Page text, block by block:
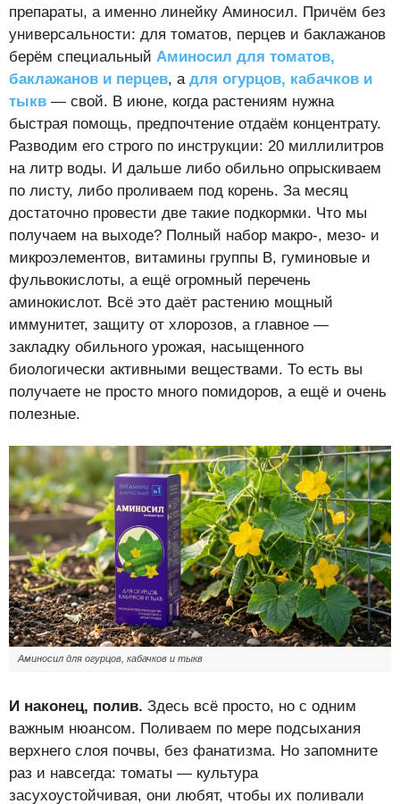
препараты, а именно линейку Аминосил. Причём без
универсальности: для томатов, перцев и баклажанов
берём специальный Аминосил для томатов,
баклажанов и перцев, а для огурцов, кабачков и
тыкв — свой. В июне, когда растениям нужна
быстрая помощь, предпочтение отдаём концентрату.
Разводим его строго по инструкции: 20 миллилитров
на литр воды. И дальше либо обильно опрыскиваем
по листу, либо проливаем под корень. За месяц
достаточно провести две такие подкормки. Что мы
получаем на выходе? Полный набор макро-, мезо- и
микроэлементов, витамины группы В, гуминовые и
фульвокислоты, а ещё огромный перечень
аминокислот. Всё это даёт растению мощный
иммунитет, защиту от хлорозов, а главное —
закладку обильного урожая, насыщенного
биологически активными веществами. То есть вы
получаете не просто много помидоров, а ещё и очень
полезные.
Аминосил для огурцов, кабачков и тыкв
И наконец, полив. Здесь всё просто, но с одним
важным нюансом. Поливаем по мере подсыхания
верхнего слоя почвы, без фанатизма. Но запомните
раз и навсегда: томаты — культура
засухоустойчивая, они любят, чтобы их поливали